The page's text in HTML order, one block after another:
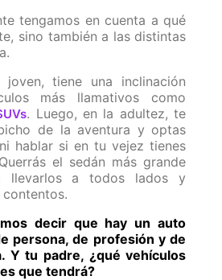
tengamos en cuenta a qué
sino también a las distintas
tiene una inclinación
más llamativos como
. Luego, en la adultez, te
de la aventura y optas
hablar si en tu vejez tienes
el sedán más grande
llevarlos a todos lados y
decir que hay un auto
persona, de profesión y de
Y tu padre, ¿qué vehículos
que tendrá?